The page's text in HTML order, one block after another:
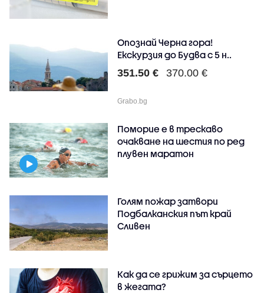
Опознай Черна гора!
Екскурзия до Будва с 5 н..
351.50 € 370.00 €
Grabo.bg
Поморие е в трескаво
очакване на шестия по ред
плувен маратон
Голям пожар затвори
Подбалканския път край
Сливен
Как да се грижим за сърцето
в жегата?